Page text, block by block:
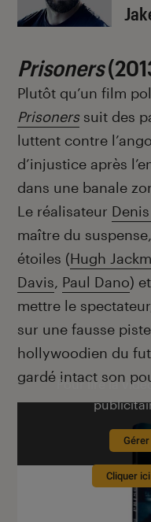
Prisoners
Plutôt qu’un film
Prisoners suit des
luttent contre
d’injustice après
dans une banale
Le réalisateur
maître du
étoiles (Hugh
Davis, Paul Dano)
mettre le
sur une fausse
hollywoodien du
gardé intact son
Pour lire la
Cliquer